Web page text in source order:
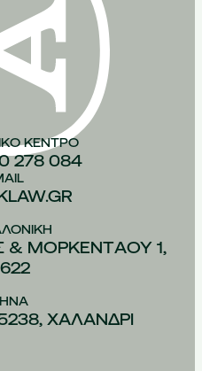
ΚEΝΤΡΟ
278 084
ΜΟΡΚΕΝΤAΟΥ 1,
ΧΑΛAΝΔΡΙ